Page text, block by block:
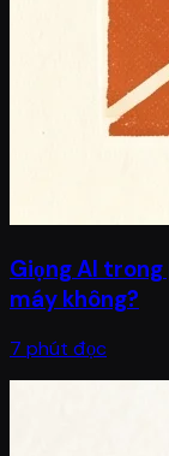
Giọng AI
máy không?
7 phút đọc